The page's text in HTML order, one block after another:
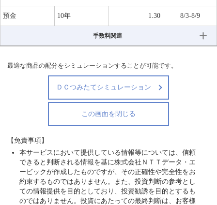
預金 10年 1.30 8/3-8/9
手数料関連
最適な商品の配分をシミュレーションすることが可能です。
ＤＣつみたてシミュレーション
この画面を閉じる
【免責事項】
本サービスにおいて提供している情報等については、信頼
できると判断される情報を基に株式会社ＮＴＴデータ・エ
ービックが作成したものですが、その正確性や完全性をお
約束するものではありません。また、投資判断の参考とし
ての情報提供を目的としており、投資勧誘を目的とするも
のではありません。投資にあたっての最終判断は、お客様